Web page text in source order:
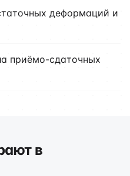
деформаций и
приёмо-сдаточных
в